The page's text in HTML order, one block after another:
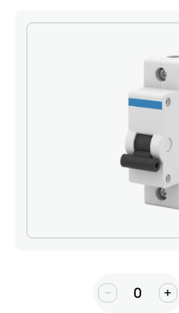
− +